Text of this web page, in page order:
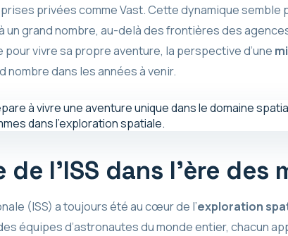
privées comme Vast. Cette dynamique semble
un grand nombre, au-delà des frontières des
vivre sa propre aventure, la perspective d’une
nombre dans les années à venir.
de l’ISS dans l’ère
(ISS) a toujours été au cœur de l’exploration
équipes d’astronautes du monde entier, chacun